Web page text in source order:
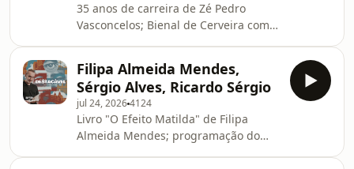
35 anos de carreira de Zé Pedro
Vasconcelos; Bienal de Cerveira com
omnystudio.com/listener for privacy
information.
Filipa Almeida Mendes,
Sérgio Alves, Ricardo Sérgio
jul 24, 20264124
Livro "O Efeito Matilda" de Filipa
Almeida Mendes; programação do